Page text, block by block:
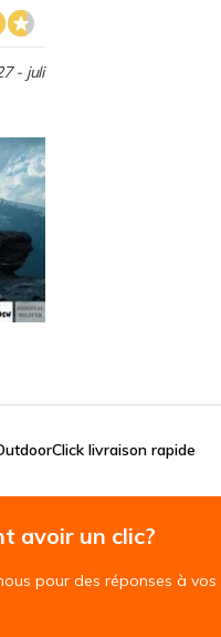
- juli
livraison rapide
avoir un clic?
pour des réponses à vos